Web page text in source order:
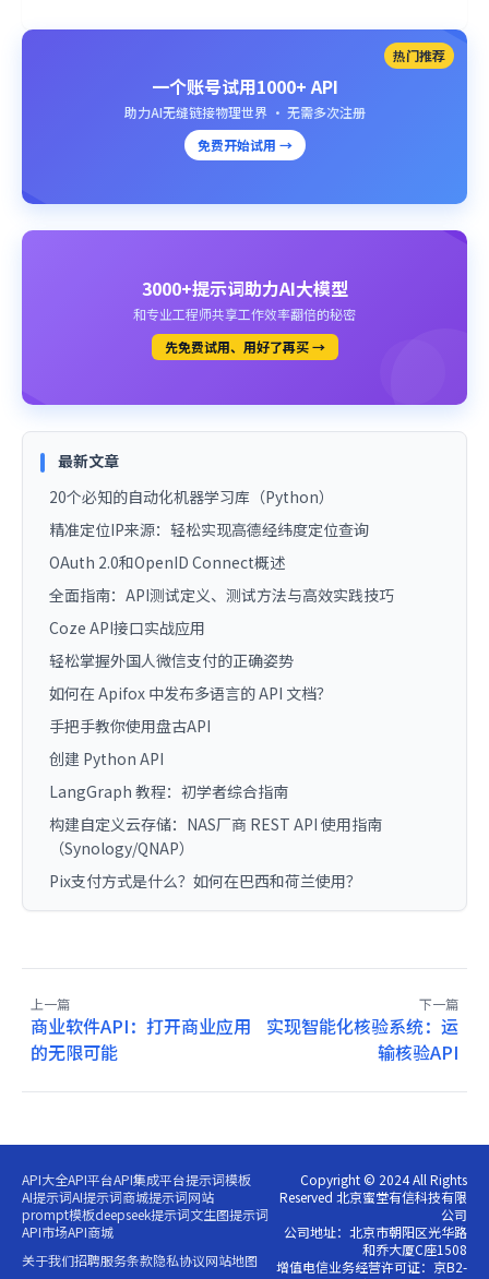
热门推荐
一个账号试用1000+ API
助力AI无缝链接物理世界 · 无需多次注册
免费开始试用 →
3000+提示词助力AI大模型
和专业工程师共享工作效率翻倍的秘密
先免费试用、用好了再买 →
最新文章
20个必知的自动化机器学习库（Python）
精准定位IP来源：轻松实现高德经纬度定位查询
OAuth 2.0和OpenID Connect概述
全面指南：API测试定义、测试方法与高效实践技巧
Coze API接口实战应用
轻松掌握外国人微信支付的正确姿势
如何在 Apifox 中发布多语言的 API 文档？
手把手教你使用盘古API
创建 Python API
LangGraph 教程：初学者综合指南
构建自定义云存储：NAS厂商 REST API 使用指南
（Synology/QNAP）
Pix支付方式是什么？如何在巴西和荷兰使用？
上一篇
商业软件API：打开商业应用
的无限可能
下一篇
实现智能化核验系统：运
输核验API
API大全API平台API集成平台提示词模板
AI提示词AI提示词商城提示词网站
prompt模板deepseek提示词文生图提示词
API市场API商城
关于我们招聘服务条款隐私协议网站地图
Copyright © 2024 All Rights
Reserved 北京蜜堂有信科技有限
公司
公司地址：北京市朝阳区光华路
和乔大厦C座1508
增值电信业务经营许可证：京B2-